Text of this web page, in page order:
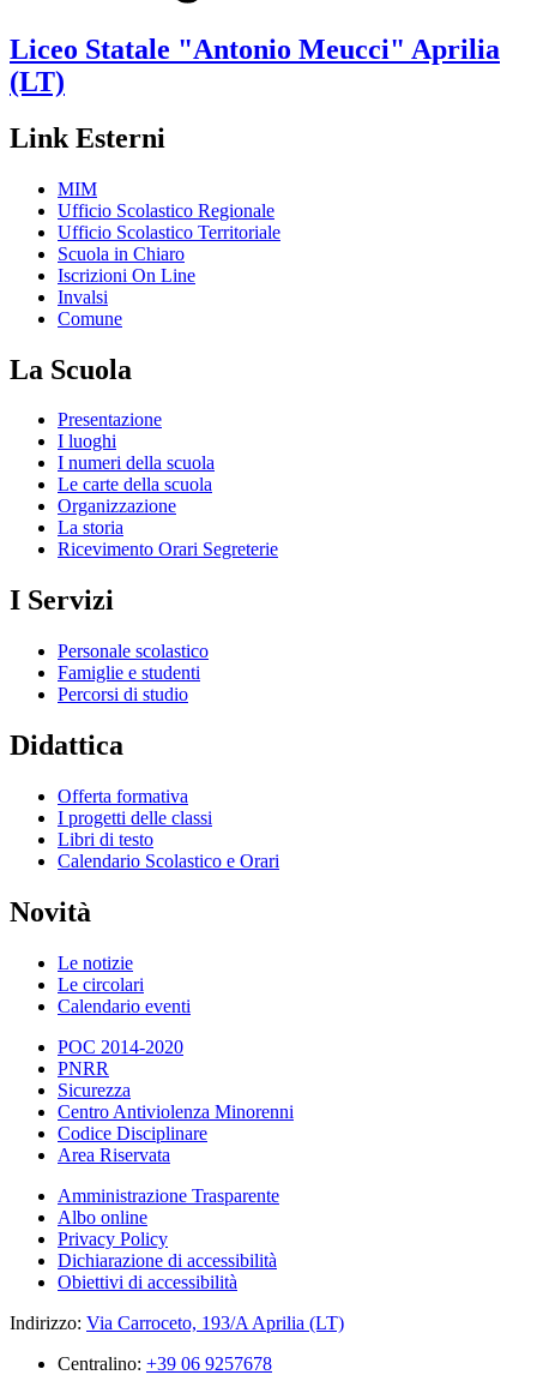
Liceo Statale "Antonio Meucci" Aprilia
(LT)
Link Esterni
MIM
Ufficio Scolastico Regionale
Ufficio Scolastico Territoriale
Scuola in Chiaro
Iscrizioni On Line
Invalsi
Comune
La Scuola
Presentazione
I luoghi
I numeri della scuola
Le carte della scuola
Organizzazione
La storia
Ricevimento Orari Segreterie
I Servizi
Personale scolastico
Famiglie e studenti
Percorsi di studio
Didattica
Offerta formativa
I progetti delle classi
Libri di testo
Calendario Scolastico e Orari
Novità
Le notizie
Le circolari
Calendario eventi
POC 2014-2020
PNRR
Sicurezza
Centro Antiviolenza Minorenni
Codice Disciplinare
Area Riservata
Amministrazione Trasparente
Albo online
Privacy Policy
Dichiarazione di accessibilità
Obiettivi di accessibilità
Indirizzo: Via Carroceto, 193/A Aprilia (LT)
Centralino: +39 06 9257678